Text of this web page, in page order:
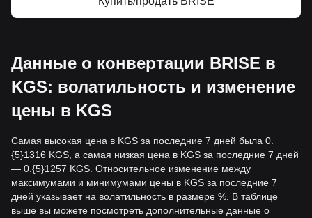
Данные о конвертации BRISE в
KGS: волатильность и изменение
цены в KGS
Самая высокая цена в KGS за последние 7 дней была 0.
{5}1316 KGS, а самая низкая цена в KGS за последние 7 дней
— 0.{5}1257 KGS. Относительное изменение между
максимумами и минимумами цены в KGS за последние 7
дней указывает на волатильность в размере %. В таблице
выше вы можете посмотреть дополнительные данные о